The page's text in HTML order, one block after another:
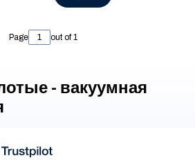
Page out of 1
- вакуумная